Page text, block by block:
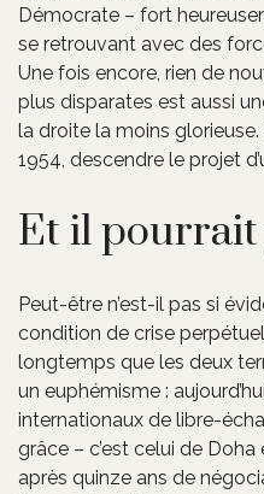
Démocrate – fort
se retrouvant avec des
Une fois encore, rien de
plus disparates est aussi
la droite la moins
1954, descendre le projet
Et il pourrait
Peut-être n’est-il pas si
condition de crise
longtemps que les deux
un euphémisme :
internationaux de libre-
grâce – c’est celui de
après quinze ans de